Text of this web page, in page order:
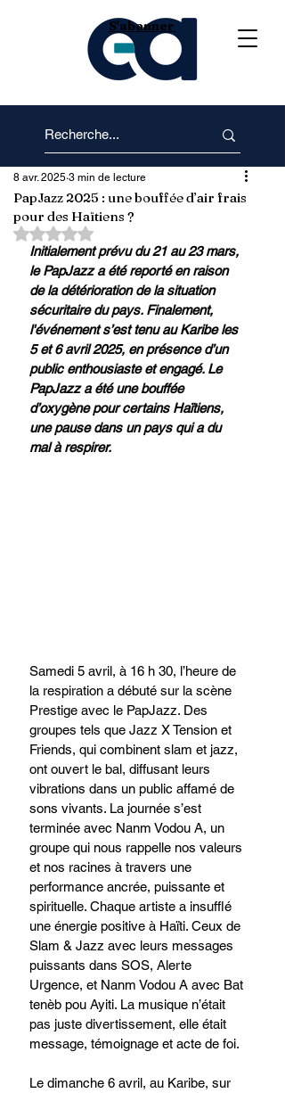
S'abonner
PapJazz 2025 : une bouffée d’air frais
pour des Haïtiens ?
8 avr. 2025 3 min de lecture
Noté NaN étoiles sur 5.
Initialement prévu du 21 au 23 mars,
le PapJazz a été reporté en raison
de la détérioration de la situation
sécuritaire du pays. Finalement,
l'événement s’est tenu au Karibe les
5 et 6 avril 2025, en présence d’un
public enthousiaste et engagé. Le
PapJazz a été une bouffée
d’oxygène pour certains Haïtiens,
une pause dans un pays qui a du
mal à respirer.
Samedi 5 avril, à 16 h 30, l’heure de
la respiration a débuté sur la scène
Prestige avec le PapJazz. Des
groupes tels que Jazz X Tension et
Friends, qui combinent slam et jazz,
ont ouvert le bal, diffusant leurs
vibrations dans un public affamé de
sons vivants. La journée s’est
terminée avec Nanm Vodou A, un
groupe qui nous rappelle nos valeurs
et nos racines à travers une
performance ancrée, puissante et
spirituelle. Chaque artiste a insufflé
une énergie positive à Haïti. Ceux de
Slam & Jazz avec leurs messages
puissants dans SOS, Alerte
Urgence, et Nanm Vodou A avec Bat
tenèb pou Ayiti. La musique n’était
pas juste divertissement, elle était
message, témoignage et acte de foi.
Le dimanche 6 avril, au Karibe, sur